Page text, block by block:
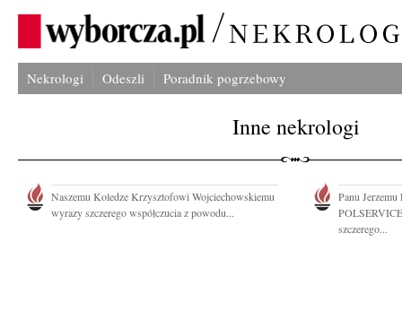
Nekrologi Odeszli Poradnik pogrzebowy
Inne nekrologi
Naszemu Koledze Krzysztofowi Wojciechowskiemu
wyrazy szczerego współczucia z powodu...
Panu
szczerego...